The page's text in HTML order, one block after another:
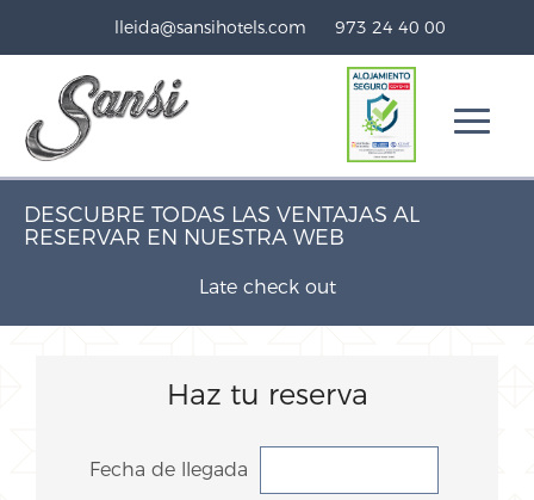
lleida@sansihotels.com 973 24 40 00
DESCUBRE TODAS LAS VENTAJAS AL
RESERVAR EN NUESTRA WEB
Late check out
Haz tu reserva
Fecha de llegada